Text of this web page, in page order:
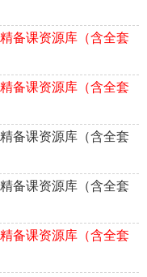
备课资源库（含全套
备课资源库（含全套
备课资源库（含全套
备课资源库（含全套
备课资源库（含全套